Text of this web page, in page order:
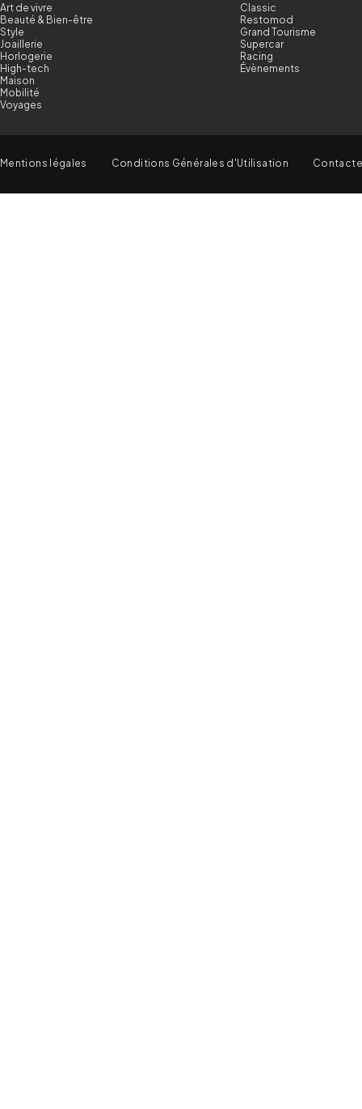
Art de vivre
Beauté & Bien-être
Style
Joaillerie
Horlogerie
High-tech
Maison
Mobilité
Voyages
Classic
Restomod
Grand Tourisme
Supercar
Racing
Évènements
Mentions légales Conditions Générales d'Utilisation